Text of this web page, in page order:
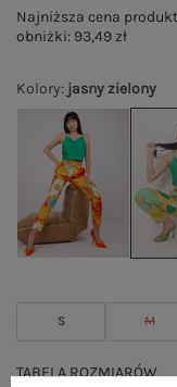
Kolory: jasny zielony
S M
TABELA ROZMIARÓW
Najniższa cena
obniżki: 93,49 zł